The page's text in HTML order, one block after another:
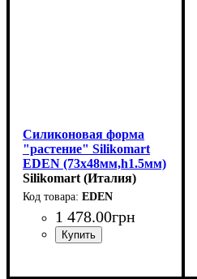
Силиконовая форма
"растение" Silikomart
EDEN (73x48мм,h1.5мм)
Silikomart (Италия)
EDEN
1 478.00грн